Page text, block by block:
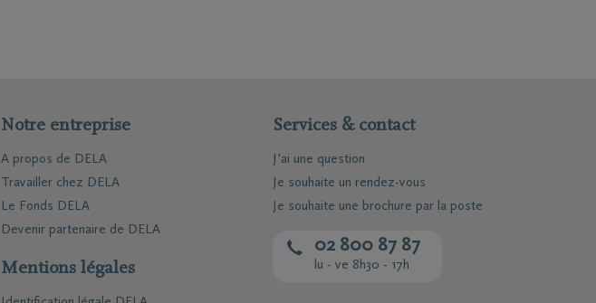
Notre entreprise
A propos de DELA
Travailler chez DELA
Le Fonds DELA
Devenir partenaire de DELA
Mentions légales
Services & contact
J'ai une question
Je souhaite un rendez-vous
Je souhaite une brochure par la poste
02 800 87 87
lu - ve 8h30 - 17h